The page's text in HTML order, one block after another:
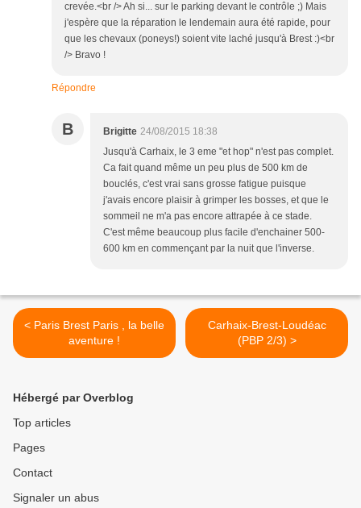
crevée.<br /> Ah si... sur le parking devant le contrôle ;) Mais
j'espère que la réparation le lendemain aura été rapide, pour
que les chevaux (poneys!) soient vite laché jusqu'à Brest :)<br
/> Bravo !
Répondre
B Brigitte 24/08/2015 18:38
Jusqu'à Carhaix, le 3 eme "et hop" n'est pas complet.
Ca fait quand même un peu plus de 500 km de
bouclés, c'est vrai sans grosse fatigue puisque
j'avais encore plaisir à grimper les bosses, et que le
sommeil ne m'a pas encore attrapée à ce stade.
C'est même beaucoup plus facile d'enchainer 500-
600 km en commençant par la nuit que l'inverse.
< Paris Brest Paris , la belle
aventure !
Carhaix-Brest-Loudéac
(PBP 2/3) >
Hébergé par Overblog
Top articles
Pages
Contact
Signaler un abus